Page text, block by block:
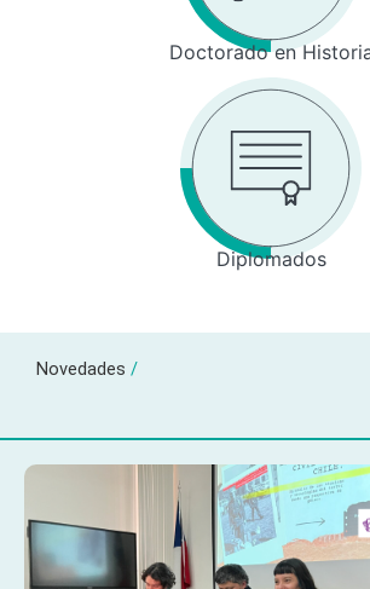
Doctorado en
Diplomados
Novedades /